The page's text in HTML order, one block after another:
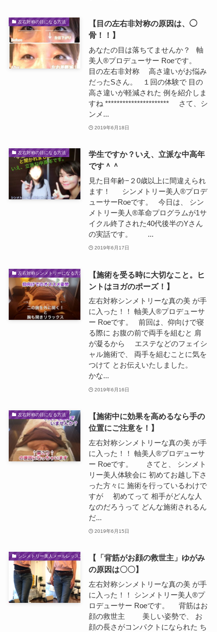
左右対称の目になる方法
【目の左右非対称の原因は、◯
骨！！】
あなたの目は落ちてませんか？ 軸
美人®プロデューサー Roeです。
目の左右非対称 高さ違いがお悩み
だったSさん。 １回の体験で 目の
高さ違いが軽減された 例を紹介しま
すね ********************** さて、シ
ンメ...
2019年6月18日
左右対称の目になる方法
学生ですか？いえ、立派な中高年
です＾＾
見た目年齢−２0歳以上に間違えられ
ます！ シンメトリー美人®プロデ
ューサーRoeです。 今日は、 シン
メトリー美人®革命プログラムが1サ
イクル終了された40代後半のYさん
の実話です。 ...
2019年6月17日
左右対称シンメトリーになる方法
【施術を受る時に大切なこと。ヒ
ントはヨガのポーズ！】
左右対称シンメトリーな真の美 が手
に入った！！ 軸美人®プロデューサ
ー Roeです。 前回は、仰向けで寝
る際に お腹の前で両手を組むと 肩
が凝るから エステなどのフェイシ
ャル施術で、 両手を組むことに気を
つけて とお伝えいたしました。
かな...
2019年6月16日
左右対称の目になる方法
【施術中に効果を高めるなら手の
位置にご注意を！】
左右対称シンメトリーな真の美 が手
に入った！！ 軸美人®プロデューサ
ー Roeです。 さてと、 シンメト
リー美人体験会に 初めてお越し下さ
った方々に 施術を行っているわけで
すが 初めてって 相手がどんな人
なのだろうって どんな施術されるん
だ...
2019年6月15日
シンメトリー美人メールレッスン
【「背筋がお顔の救世主」ゆがみ
の原因は〇〇】
左右対称シンメトリーな真の美 が手
に入った！！ シンメトリー美人®プ
ロデューサー Roeです。 背筋はお
顔の救世主 美しい姿勢で、 お
顔の長さがコンパクトになられた ち